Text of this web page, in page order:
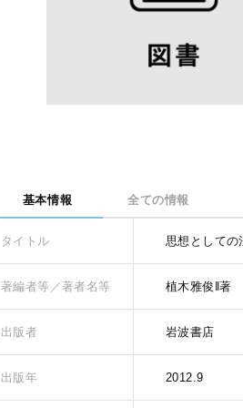
基本情報 全ての情報
タイトル 思想としての
著編者等／著者名等 植木雅俊‖著
出版者 岩波書店
出版年 2012.9